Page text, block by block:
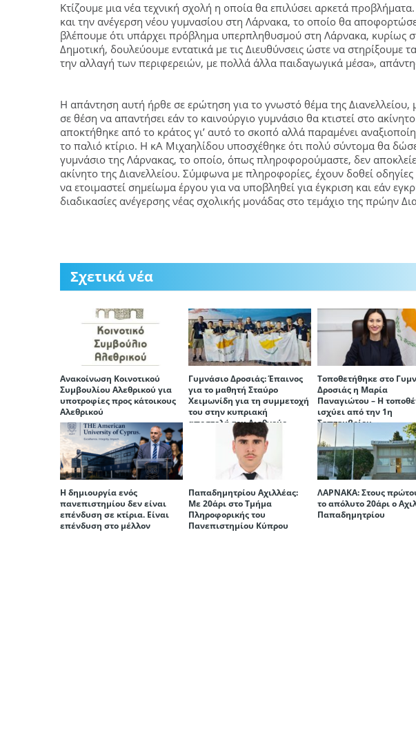
Κτίζουμε μια νέα τεχνική σχολή η οποία θα επιλύσει αρκετά
και την ανέγερση νέου γυμνασίου στη Λάρνακα, το οποίο θα
βλέπουμε ότι υπάρχει πρόβλημα υπερπληθυσμού στη Λάρνακα, κυρίως
Δημοτική, δουλεύουμε εντατικά με τις Διευθύνσεις ώστε να στηρίξουμε
την αλλαγή των περιφερειών, με πολλά άλλα παιδαγωγικά μέσα»,
Η απάντηση αυτή ήρθε σε ερώτηση για το γνωστό θέμα της
σε θέση να απαντήσει εάν το καινούργιο γυμνάσιο θα κτιστεί στο
αποκτήθηκε από το κράτος γι’ αυτό το σκοπό αλλά παραμένει
το παλιό κτίριο. Η κΑ Μιχαηλίδου υποσχέθηκε ότι πολύ σύντομα θα
γυμνάσιο της Λάρνακας, το οποίο, όπως πληροφορούμαστε, δεν
ακίνητο της Διανελλείου. Σύμφωνα με πληροφορίες, έχουν δοθεί
να ετοιμαστεί σημείωμα έργου για να υποβληθεί για έγκριση και εάν
διαδικασίες ανέγερσης νέας σχολικής μονάδας στο τεμάχιο της πρώην
Σχετικά νέα
Ανακοίνωση Κοινοτικού
Συμβουλίου Αλεθρικού για
υποτροφίες προς κάτοικους
Αλεθρικού
Γυμνάσιο Δροσιάς: Έπαινος
για το μαθητή Σταύρο
Χειμωνίδη για τη συμμετοχή
του στην κυπριακή
αποστολή του Διεθνούς
Μαθηματικού Διαγωνισμού
Τοποθετήθηκε στο
Δροσιάς η Μαρία
Παναγιώτου – Η
ισχύει από την 1η
Σεπτεμβρίου
Η δημιουργία ενός
πανεπιστημίου δεν είναι
επένδυση σε κτίρια. Είναι
επένδυση στο μέλλον
Παπαδημητρίου Αχιλλέας:
Με 20άρι στο Τμήμα
Πληροφορικής του
Πανεπιστημίου Κύπρου
ΛΑΡΝΑΚΑ: Στους
το απόλυτο 20άρι ο
Παπαδημητρίου